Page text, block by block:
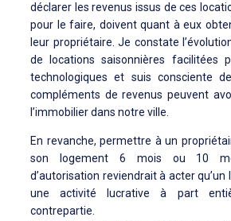
déclarer les revenus issus de ces
pour le faire, doivent quant à eux
leur propriétaire. Je constate
de locations saisonnières facilitées
technologiques et suis consciente
compléments de revenus peuvent
l’immobilier dans notre ville.
En revanche, permettre à un
son logement 6 mois ou 10
d’autorisation reviendrait à acter
une activité lucrative à part
contrepartie.